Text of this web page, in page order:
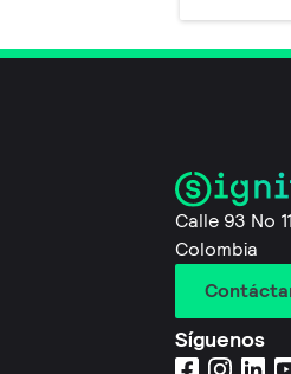
Calle 93 No
Colombia
Síguenos